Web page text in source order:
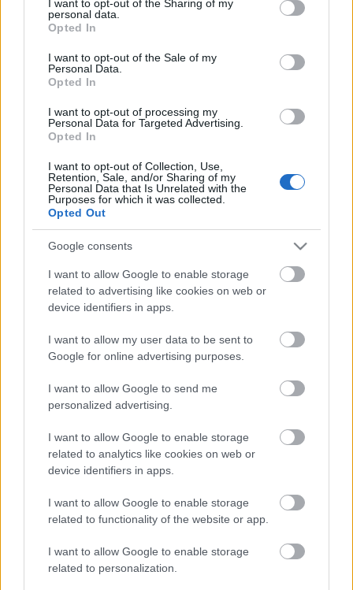
not limited to your visit or usage behaviour. You may click to
grant or deny consent to Google and its third-party tags to
use your data for below specified purposes in below Google
consent section.
I want to opt-out of the Sharing of my
personal data.
Opted In
I want to opt-out of the Sale of my
Personal Data.
Opted In
I want to opt-out of processing my
Personal Data for Targeted Advertising.
Opted In
I want to opt-out of Collection, Use,
Retention, Sale, and/or Sharing of my
Personal Data that Is Unrelated with the
Purposes for which it was collected.
Opted Out
Google consents
I want to allow Google to enable storage
related to advertising like cookies on web or
device identifiers in apps.
I want to allow my user data to be sent to
Google for online advertising purposes.
I want to allow Google to send me
personalized advertising.
I want to allow Google to enable storage
related to analytics like cookies on web or
device identifiers in apps.
I want to allow Google to enable storage
related to functionality of the website or app.
I want to allow Google to enable storage
related to personalization.
másodfokúra csökken a riasztás
HIRDETÉS
Megérkezett az eső a Duna
Paks II.: Mit jelent az 5. blokk új
mérföldköve a felülvizsgálat
árnyékában?
Fontos a postaládákba költöző